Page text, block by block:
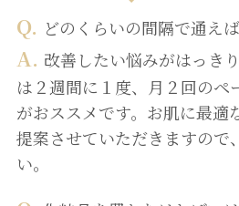
Q. どのくらいの間隔で通え
A. 改善したい悩みがはっき
は２週間に１度、月２回のペ
がおススメです。お肌に最適
提案させていただきますので
い。